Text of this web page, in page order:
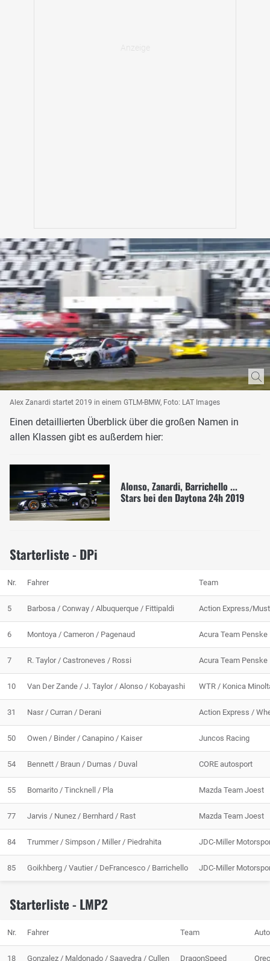
Alex Zanardi startet 2019 in einem GTLM-BMW, Foto: LAT Images
Einen detaillierten Überblick über die großen Namen in
allen Klassen gibt es außerdem hier:
Alonso, Zanardi, Barrichello ...
Stars bei den Daytona 24h 2019
Starterliste - DPi
Nr. Fahrer Team
5 Barbosa / Conway / Albuquerque / Fittipaldi Action Express/
6 Montoya / Cameron / Pagenaud Acura Team Penske
7 R. Taylor / Castroneves / Rossi Acura Team Penske
10 Van Der Zande / J. Taylor / Alonso / Kobayashi WTR / Konica
31 Nasr / Curran / Derani Action Express /
50 Owen / Binder / Canapino / Kaiser Juncos Racing
54 Bennett / Braun / Dumas / Duval CORE autosport
55 Bomarito / Tincknell / Pla Mazda Team Joest
77 Jarvis / Nunez / Bernhard / Rast Mazda Team Joest
84 Trummer / Simpson / Miller / Piedrahita JDC-Miller
85 Goikhberg / Vautier / DeFrancesco / Barrichello JDC-Miller
Starterliste - LMP2
Nr. Fahrer Team Auto
18 Gonzalez / Maldonado / Saavedra / Cullen DragonSpeed